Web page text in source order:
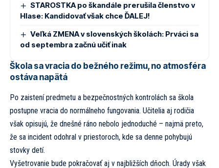
STAROSTKA po škandále prerušila členstvo v
Hlase: Kandidovať však chce ĎALEJ!
Veľká ZMENA v slovenských školách: Prváci sa
od septembra začnú učiť inak
Škola sa vracia do bežného režimu, no atmosféra
ostáva napätá
Po zaistení predmetu a bezpečnostných kontrolách sa škola
postupne vracia do normálneho fungovania. Učitelia aj rodičia
však opisujú, že dnešné ráno nebolo jednoduché – najmä preto,
že sa incident odohral v priestoroch, kde sa denne pohybujú
stovky detí.
Vyšetrovanie bude pokračovať aj v najbližších dňoch. Úrady však